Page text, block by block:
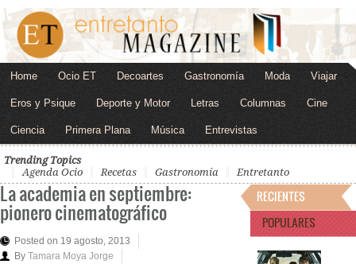
Home Ocio ET Decoartes Gastronomía Moda Viajar
Eros y Psique Deporte y Motor Letras Columnas Cine
Ciencia Primera Plana Música Entrevistas
Trending Topics
Agenda Ocio
Recetas Gastronomía Entretanto
La academia en septiembre:
pionero cinematográfico
Posted on 19 agosto, 2013
By Tamara Moya Jorge
RECIENTES
POPULARES